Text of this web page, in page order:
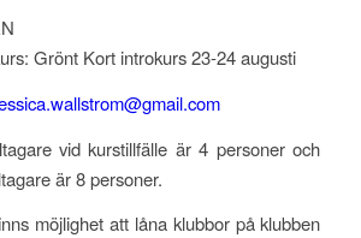
Grönt Kort introkurs 23-24 augusti
vid kurstillfälle är 4 personer och
är 8 personer.
möjlighet att låna klubbor på klubben